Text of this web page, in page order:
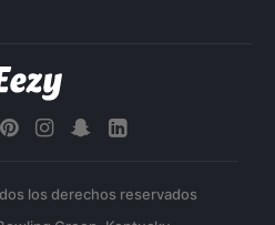
los derechos reservados